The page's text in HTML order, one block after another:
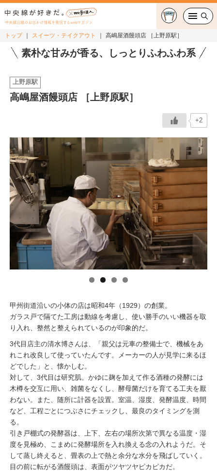
中央線沿線のお出かけ情報を発信するwebマガジン
グルメ・カフェ
おでかけ
中央線カルチャー
特集
連載
中央線フェス
イベント情報
おしらせ
トップ スイーツ・テイクアウト 高嶋屋酒饅頭店 ［上野原駅］
素朴な甘みが香る、しっとりふわふわ系
上野原駅
高嶋屋酒饅頭店 ［上野原駅］
+2
甲州街道沿いの小体の店は昭和4年（1929）の創業。
ガラス戸で隔てた工房は動線を考慮し、使い勝手のいい機器を取
り入れ、整然と整えられているのが印象的だ。
3代目店主の清水博さんは、「親父は元車の整備士で、機械をあ
れこれ改良して使っていたんです。メーカーの人が見学に来るほ
どでした」と、懐かしむ。
対して、3代目は研究肌。かゆに麹を加えて作る酒種の発酵には
木樽を交互に用い、雑菌をなくし、酵母菌だけを育てる工夫を厭
わない。また、随所に計器を設置。室温、湿度、発酵温度、時間
など、工程ごとにつぶさにチェックし、最良のタイミングを測
る。
引き戸棚式の発酵器は、上下、左右の場所次第で異なる温度・湿
度を見極め、こまめに発酵場所を入れ換える念の入れようだ。そ
して蒸し終えると、畳表の上で熱と余分な水分を飛ばしていく。
目の前に転がる酒饅頭は、表面がツヤツヤピカピカだ。